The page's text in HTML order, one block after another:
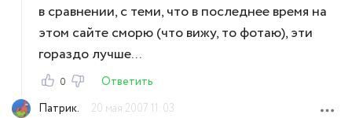
в сравнении, с теми, что в последнее время на
этом сайте сморю (что вижу, то фотаю), эти
гораздо лучше...
0
Ответить
Патрик.
20 мая 2007 11:03